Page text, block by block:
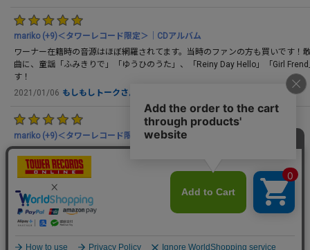
mariko (+9)＜タワーレコード限定＞｜CDアルバム
ワーナー在籍時の音源はほぼ網羅されてます。当時のファンの方も買いです
曲に、童謡「ふみきりで」「ゆうひのうた」、「Reiny Day Hello」「Girl
す！
2021/01/06 もしもしトークさん
mariko (+9)＜タワーレコード限定＞｜CDアルバム
2021/01/05 TAE YOONさん
もっと見る
この商品をレビューする